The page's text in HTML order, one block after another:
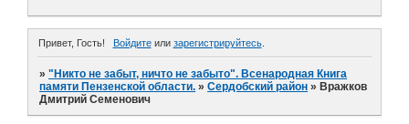
Привет, Гость! Войдитеили зарегистрируйтесь.
»"Никто не забыт, ничто не забыто". Всенародная Книга
памяти Пензенской области. »Сердобский район » Вражков
Дмитрий Семенович